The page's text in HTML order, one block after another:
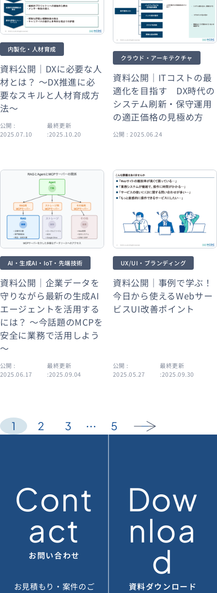
内製化・人材育成
資料公開｜DXに必要な人
材とは？ 〜DX推進に必
要なスキルと人材育成方
法〜
公開 :
2025.07.10
最終更新
:2025.10.20
クラウド・アーキテクチャ
資料公開｜ITコストの最
適化を目指す DX時代の
システム刷新・保守運用
の適正価格の見極め方
公開 : 2025.06.24
AI・生成AI・IoT・先端技術
資料公開｜企業データを
守りながら最新の生成AI
エージェントを活用する
には？ ～今話題のMCPを
安全に業務で活用しよう
～
公開 :
2025.06.17
最終更新
:2025.09.04
UX/UI・ブランディング
資料公開｜事例で学ぶ！
今日から使えるWebサー
ビスUI改善ポイント
公開 :
2025.05.27
最終更新
:2025.09.30
1 2 3 … 5 arrow_forward
Cont
act
お問い合わせ
お見積もり・案件のご
Dow
nloa
d
資料ダウンロード